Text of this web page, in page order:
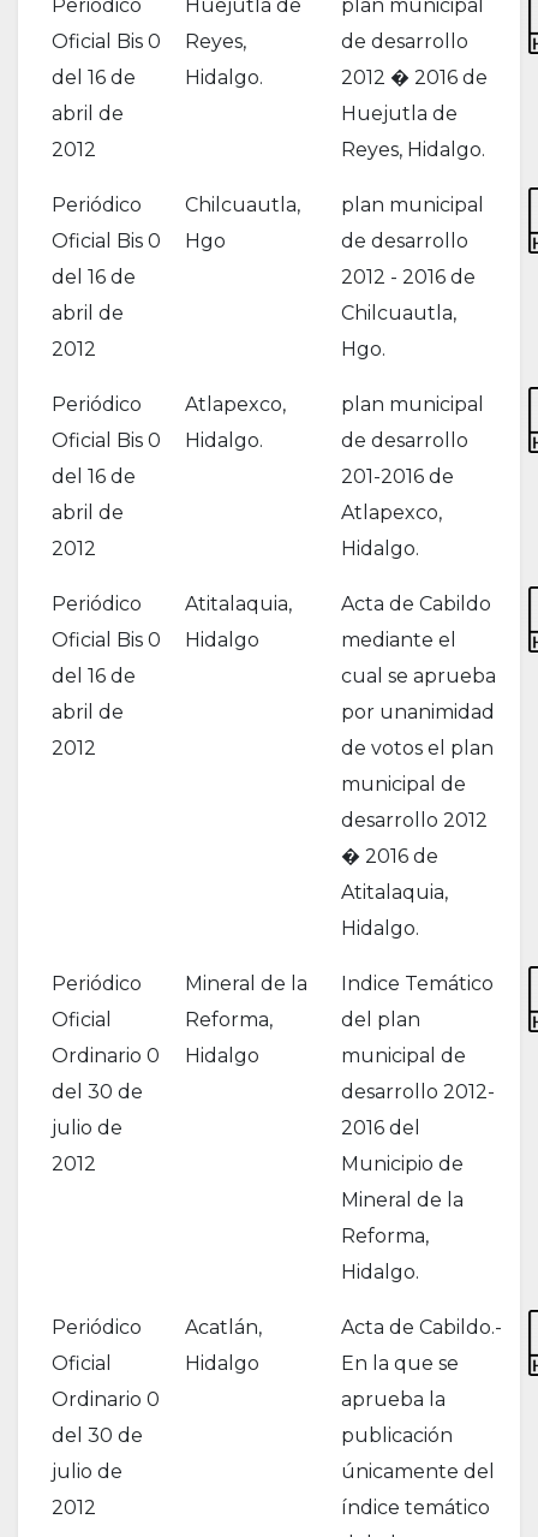
Periódico
Oficial Bis 0
del 16 de
abril de
2012
Huejutla de
Reyes,
Hidalgo.
plan municipal
de desarrollo
2012 � 2016 de
Huejutla de
Reyes, Hidalgo.
Periódico
Oficial Bis 0
del 16 de
abril de
2012
Chilcuautla,
Hgo
plan municipal
de desarrollo
2012 - 2016 de
Chilcuautla,
Hgo.
Periódico
Oficial Bis 0
del 16 de
abril de
2012
Atlapexco,
Hidalgo.
plan municipal
de desarrollo
201-2016 de
Atlapexco,
Hidalgo.
Periódico
Oficial Bis 0
del 16 de
abril de
2012
Atitalaquia,
Hidalgo
Acta de Cabildo
mediante el
cual se aprueba
por unanimidad
de votos el plan
municipal de
desarrollo 2012
� 2016 de
Atitalaquia,
Hidalgo.
Periódico
Oficial
Ordinario 0
del 30 de
julio de
2012
Mineral de la
Reforma,
Hidalgo
Indice Temático
del plan
municipal de
desarrollo 2012-
2016 del
Municipio de
Mineral de la
Reforma,
Hidalgo.
Periódico
Oficial
Ordinario 0
del 30 de
julio de
2012
Acatlán,
Hidalgo
Acta de Cabildo.-
En la que se
aprueba la
publicación
únicamente del
índice temático